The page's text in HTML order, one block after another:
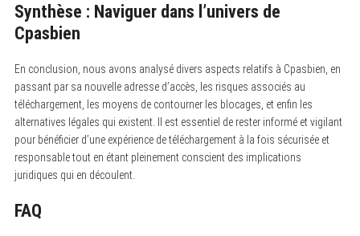
Synthèse : Naviguer dans l’univers de
Cpasbien
En conclusion, nous avons analysé divers aspects relatifs à Cpasbien, en
passant par sa nouvelle adresse d’accès, les risques associés au
téléchargement, les moyens de contourner les blocages, et enfin les
alternatives légales qui existent. Il est essentiel de rester informé et vigilant
pour bénéficier d’une expérience de téléchargement à la fois sécurisée et
responsable tout en étant pleinement conscient des implications
juridiques qui en découlent.
FAQ